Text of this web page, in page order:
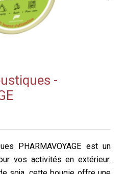
-
PHARMAVOYAGE est un
vos activités en extérieur.